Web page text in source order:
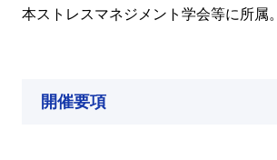
本ストレスマネジメント学会等に所属。
開催要項